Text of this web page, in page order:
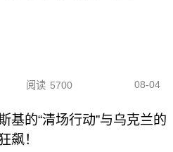
阅读 5700 08-04
基的“清场行动”与乌克兰的
飙！